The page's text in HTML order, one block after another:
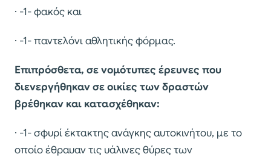
· -1- φακός και
· -1- παντελόνι αθλητικής φόρμας.
Επιπρόσθετα, σε νομότυπες έρευνες που
διενεργήθηκαν σε οικίες των δραστών
βρέθηκαν και κατασχέθηκαν:
· -1- σφυρί έκτακτης ανάγκης αυτοκινήτου, με το
οποίο έθραυαν τις υάλινες θύρες των